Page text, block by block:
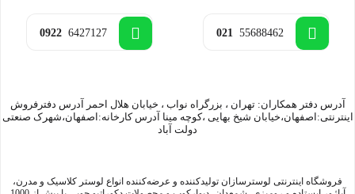
021 55688462
0922 6427127
آدرس دفتر همکاران: تهران ، بزرگراه نواب ، خیابان هلال احمر آدرس دفترفروش
اینترنتی:اصفهان،خیابان شیخ بهایی ،کوچه مینا آدرس کارخانه:اصفهان،شهرک صنعتی
دولت آباد
فروشگاه اینترنتی لوسترسازان تولیدکننده و عرضه‌کننده انواع لوستر کلاسیک و مدرن،